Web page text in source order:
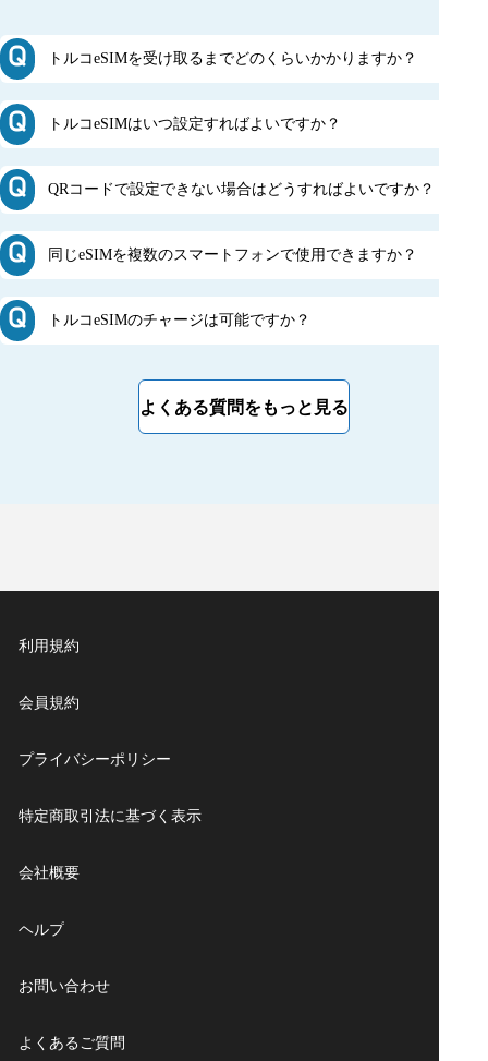
トルコeSIMを受け取るまでどのくらいかかりますか？
トルコeSIMはいつ設定すればよいですか？
[韓国無制限プラン]
[その他の国 / 地域]
QRコードで設定できない場合はどうすればよいですか？
QRコードで設定する場合：
解除され、使用準備が整っていることを確認してくださ
い。eSIMはSIMロック解除済みおよびキャリアロック
解除済みのデバイスでのみ使用可能です。
インターネット接続環境: eSIMインストール中は安定
自動インストール: 一部のスマートフォンでは確認なし
歴」ページの
手動設定の場合:
Android：設定ガイド
同じeSIMを複数のスマートフォンで使用できますか？
トルコeSIMのチャージは可能ですか？
よくある質問をもっと見る
利用規約
会員規約
プライバシーポリシー
特定商取引法に基づく表示
会社概要
ヘルプ
お問い合わせ
よくあるご質問